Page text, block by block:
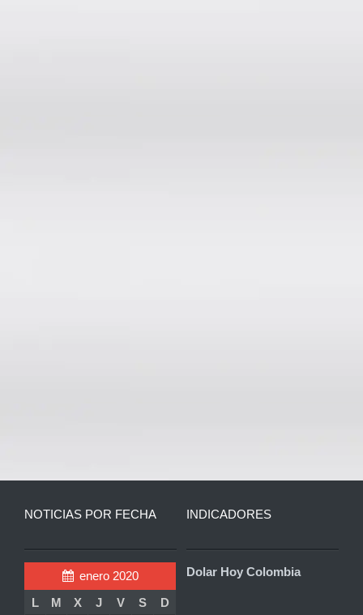
NOTICIAS POR FECHA
enero 2020
L
M X J V S
D
INDICADORES
Dolar Hoy Colombia